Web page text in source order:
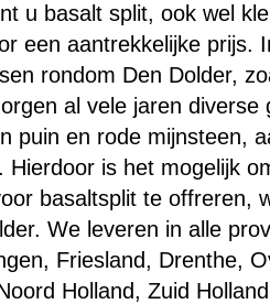
u basalt split, ook wel
een aantrekkelijke prijs.
rondom Den Dolder,
al vele jaren diverse
puin en rode mijnsteen,
Hierdoor is het mogelijk
basaltsplit te offreren,
We leveren in alle
Friesland, Drenthe,
Holland, Zuid